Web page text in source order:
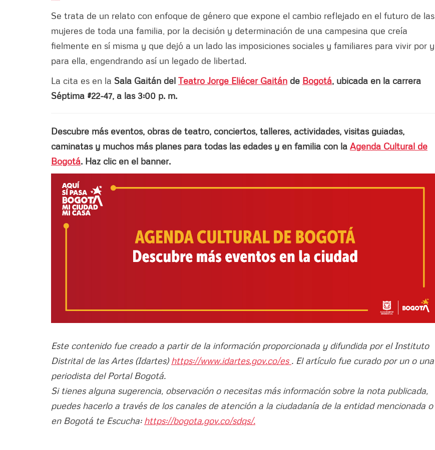
Se trata de un relato con enfoque de género que expone el cambio reflejado en el futuro de las
mujeres de toda una familia, por la decisión y determinación de una campesina que creía
fielmente en sí misma y que dejó a un lado las imposiciones sociales y familiares para vivir por y
para ella, engendrando así un legado de libertad.
La cita es en la Sala Gaitán del Teatro Jorge Eliécer Gaitán de Bogotá, ubicada en la carrera
Séptima #22-47, a las 3:00 p. m.
Descubre más eventos, obras de teatro, conciertos, talleres, actividades, visitas guiadas,
caminatas y muchos más planes para todas las edades y en familia con la Agenda Cultural de
Bogotá. Haz clic en el banner.
Este contenido fue creado a partir de la información proporcionada y difundida por el Instituto
Distrital de las Artes (Idartes) https://www.idartes.gov.co/es . El artículo fue curado por un o una
periodista del Portal Bogotá.
Si tienes alguna sugerencia, observación o necesitas más información sobre la nota publicada,
puedes hacerlo a través de los canales de atención a la ciudadanía de la entidad mencionada o
en Bogotá te Escucha: https://bogota.gov.co/sdqs/.